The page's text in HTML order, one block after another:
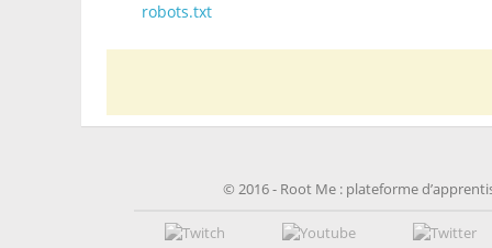
robots.txt
© 2016 - Root Me : plateforme